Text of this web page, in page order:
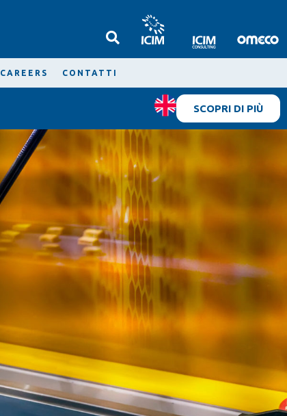
CAREERS CONTATTI
SCOPRI DI PIÙ